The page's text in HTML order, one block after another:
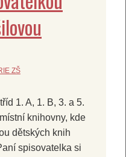
ZŠ
1. A, 1. B, 3. a 5.
knihovny, kde
dětských knih
spisovatelka si